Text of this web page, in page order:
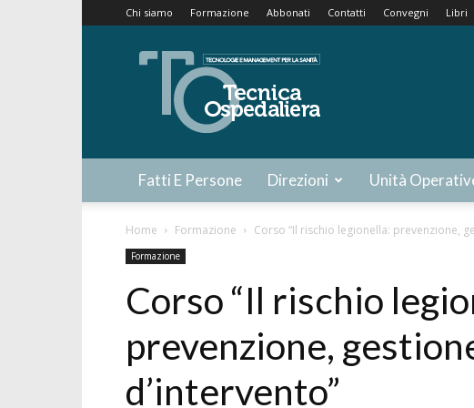
Chi siamo Formazione Abbonati Contatti Convegni Libri
Tecnica
Ospedaliera
Fatti E Persone Direzioni Unità
Home Formazione Corso “Il rischio legionella: prevenzione,
Formazione
Corso “Il rischio
prevenzione,
d’intervento”